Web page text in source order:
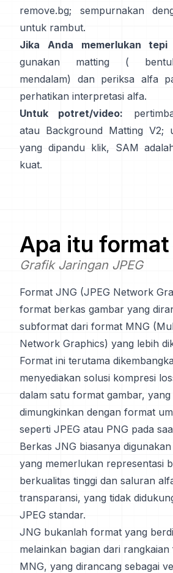
remove.bg; sempurnakan
untuk rambut.
Jika Anda memerlukan tepi
gunakan matting (
mendalam) dan periksa alfa
perhatikan interpretasi alfa.
Untuk potret/video:
atau Background Matting V2;
yang dipandu klik, SAM
kuat.
Apa itu format
Grafik Jaringan JPEG
Format JNG (JPEG Network
format berkas gambar yang
subformat dari format MNG
Network Graphics) yang lebih
Format ini terutama
menyediakan solusi kompresi
dalam satu format gambar, yang
dimungkinkan dengan format
seperti JPEG atau PNG pada
Berkas JNG biasanya
yang memerlukan representasi
berkualitas tinggi dan saluran
transparansi, yang tidak
JPEG standar.
JNG bukanlah format yang
melainkan bagian dari
MNG, yang dirancang sebagai